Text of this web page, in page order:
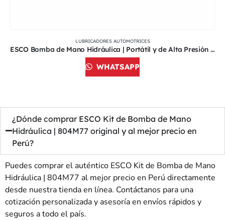
LUBRICADORES AUTOMOTRICES
ESCO Bomba de Mano Hidráulica | Portátil y de Alta Presión | 804M76
WHATSAPP
¿Dónde comprar ESCO Kit de Bomba de Mano
Hidráulica | 804M77 original y al mejor precio en
Perú?
Puedes comprar el auténtico ESCO Kit de Bomba de Mano
Hidráulica | 804M77 al mejor precio en Perú directamente
desde nuestra tienda en línea. Contáctanos para una
cotización personalizada y asesoría en envíos rápidos y
seguros a todo el país.